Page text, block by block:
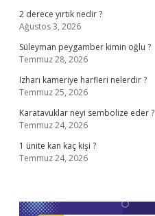
2 derece yırtık nedir ?
Ağustos 3, 2026
Süleyman peygamber kimin oğlu ?
Temmuz 28, 2026
Izharı kameriye harfleri nelerdir ?
Temmuz 25, 2026
Karatavuklar neyi sembolize eder ?
Temmuz 24, 2026
1 ünite kan kaç kişi ?
Temmuz 24, 2026